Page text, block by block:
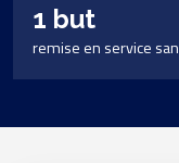
1 but
remise en service